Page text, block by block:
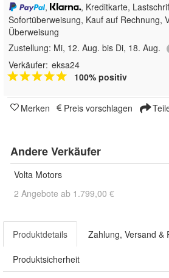
,
, Kreditkarte,
Sofortüberweisung, Kauf auf Rechnung,
Überweisung
Zustellung: Mi, 12. Aug. bis Di, 18. Aug.
Verkäufer: eksa24
100% positiv
Merken Preis vorschlagen
Andere Verkäufer
Volta Motors
2 Angebote ab 1.799,00 €
Produktdetails Zahlung, Versand &
Produktsicherheit